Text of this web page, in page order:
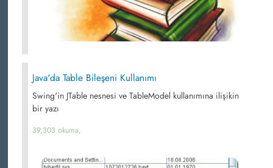
Java'da Table Bileşeni Kullanımı
Swing'in JTable nesnesi ve TableModel kullanımına ilişikin
bir yazı
39,303 okuma,